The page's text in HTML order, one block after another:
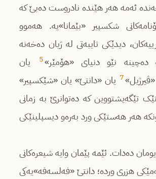
ئەمە هەر هێندە نادروست دەبێ کە
شکسپیر «بێمانا»یە. هەموو
دیدێکی تایبەتی لە ژیان دەخەنە
نێو دنیای «هۆمێر»5
یان
7 یان «دانتێ» یان «شێکسپیر»
تێگەیشتووین کە دەتوانرێ بە زمانی
هەر هەستێکی ورد بەرەو دیسپلینێکی
دەدات. ئێمە پێمان وایە شیعرەکانی
هزری وردە؛ دانتێ «فەلسەفە»یەکی